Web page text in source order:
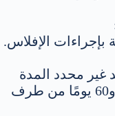
بإجراءات الإفلاس.
غير محدد المدة
إلى 30 يومًا من طرف العامل و60 يومًا من طرف